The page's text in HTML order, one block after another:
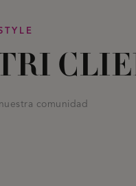
comunidad